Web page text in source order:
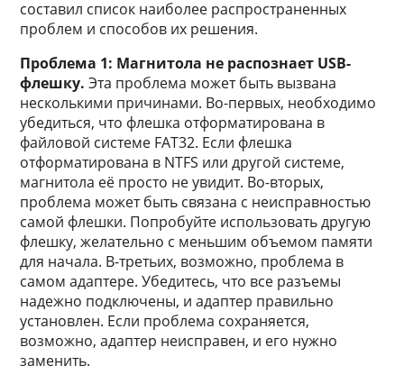
составил список наиболее распространенных
проблем и способов их решения.
Проблема 1: Магнитола не распознает USB-
флешку. Эта проблема может быть вызвана
несколькими причинами. Во-первых, необходимо
убедиться, что флешка отформатирована в
файловой системе FAT32. Если флешка
отформатирована в NTFS или другой системе,
магнитола её просто не увидит. Во-вторых,
проблема может быть связана с неисправностью
самой флешки. Попробуйте использовать другую
флешку, желательно с меньшим объемом памяти
для начала. В-третьих, возможно, проблема в
самом адаптере. Убедитесь, что все разъемы
надежно подключены, и адаптер правильно
установлен. Если проблема сохраняется,
возможно, адаптер неисправен, и его нужно
заменить.